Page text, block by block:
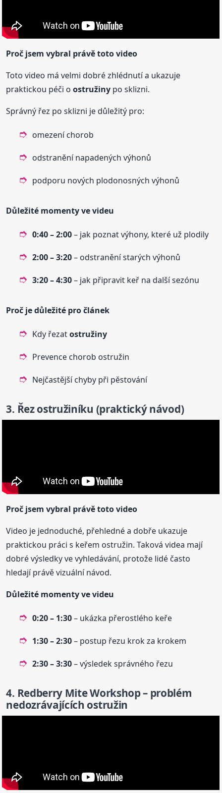
Proč jsem vybral právě toto video
Toto video má velmi dobré zhlédnutí a ukazuje
praktickou péči oostružiny po sklizni.
Správný řez po sklizni je důležitý pro:
omezení chorob
odstranění napadených výhonů
podporu nových plodonosných výhonů
Důležité momenty ve videu
0:40 – 2:00– jak poznat výhony, které už plodily
2:00 – 3:20– odstranění starých výhonů
3:20 – 4:30– jak připravit keř na další sezónu
Proč je důležité pro článek
Kdy řezatostružiny
Prevence chorob ostružin
Nejčastější chyby při pěstování
3. Řez ostružiníku (praktický návod)
Proč jsem vybral právě toto video
Video je jednoduché, přehledné a dobře ukazuje
praktickou práci s keřem ostružin. Taková videa mají
dobré výsledky ve vyhledávání, protože lidé často
hledají právě vizuální návod.
Důležité momenty ve videu
0:20 – 1:30– ukázka přerostlého keře
1:30 – 2:30– postup řezu krok za krokem
2:30 – 3:30– výsledek správného řezu
4. Redberry Mite Workshop – problém
nedozrávajících ostružin